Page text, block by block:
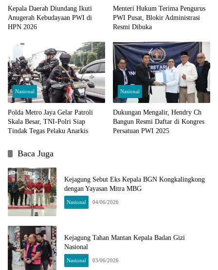
Kepala Daerah Diundang Ikuti
Anugerah Kebudayaan PWI di
HPN 2026
Menteri Hukum Terima Pengurus
PWI Pusat, Blokir Administrasi
Resmi Dibuka
Nasional
Polda Metro Jaya Gelar Patroli
Skala Besar, TNI-Polri Siap
Tindak Tegas Pelaku Anarkis
Nasional
Dukungan Mengalir, Hendry Ch
Bangun Resmi Daftar di Kongres
Persatuan PWI 2025
Baca Juga
Kejagung Sebut Eks Kepala BGN Kongkalingkong
dengan Yayasan Mitra MBG
Nasional 04/06/2026
Kejagung Tahan Mantan Kepala Badan Gizi
Nasional
Nasional 03/06/2026